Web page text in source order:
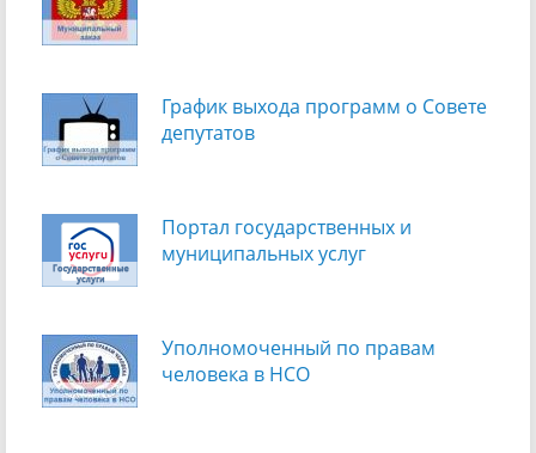
График выхода программ о Cовете
депутатов
Портал государственных и
муниципальных услуг
Уполномоченный по правам
человека в НСО